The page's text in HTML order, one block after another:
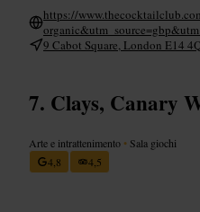
https://
9 Cabot Square, London E14
Clays, Canary
Arte e intrattenimento • Sala giochi
4,8
4,5